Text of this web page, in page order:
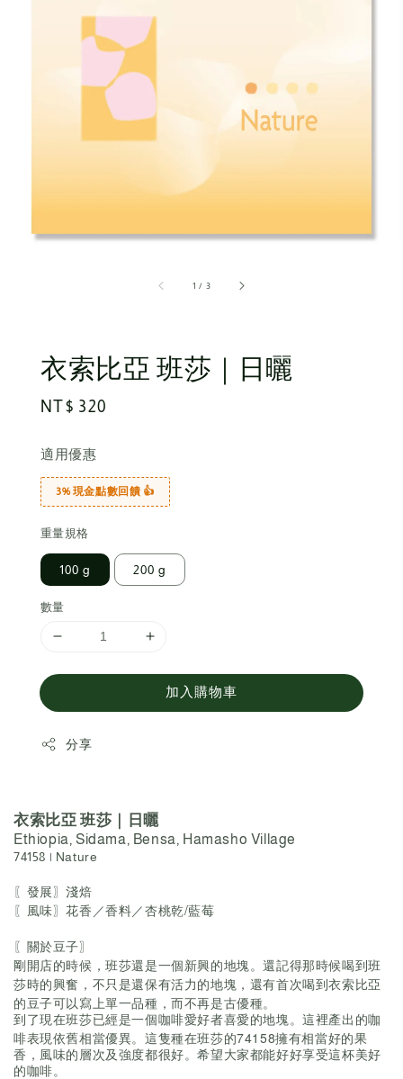
1 / 3
衣索比亞 班莎｜日曬
Regular
NT$ 320
適用優惠
3% 現金點數回饋 👍
重量規格
100 g 200 g
數量
加入購物車
分享
衣索比亞 班莎｜日曬
Ethiopia, Sidama, Bensa, Hamasho Village
74158 | Nature
〖發展〗淺焙
〖風味〗花香／香料／杏桃乾/藍莓
〖關於豆子〗
剛開店的時候，班莎還是一個新興的地塊。還記得那時候喝到班
莎時的興奮，不只是還保有活力的地塊，還有首次喝到衣索比亞
的豆子可以寫上單一品種，而不再是古優種。
到了現在班莎已經是一個咖啡愛好者喜愛的地塊。這裡產出的咖
啡表現依舊相當優異。這隻種在班莎的74158擁有相當好的果
香，風味的層次及強度都很好。希望大家都能好好享受這杯美好
的咖啡。